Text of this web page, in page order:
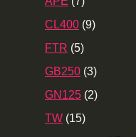
CL400 (9)
FTR (5)
GB250 (3)
GN125 (2)
TW (15)